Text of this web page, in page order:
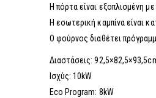
Η πόρτα είναι εξοπλισμένη
Η εσωτερική καμπίνα είναι
Ο φούρνος διαθέτει
Διαστάσεις:
Ισχύς: 10kW
Eco Program: 8kW